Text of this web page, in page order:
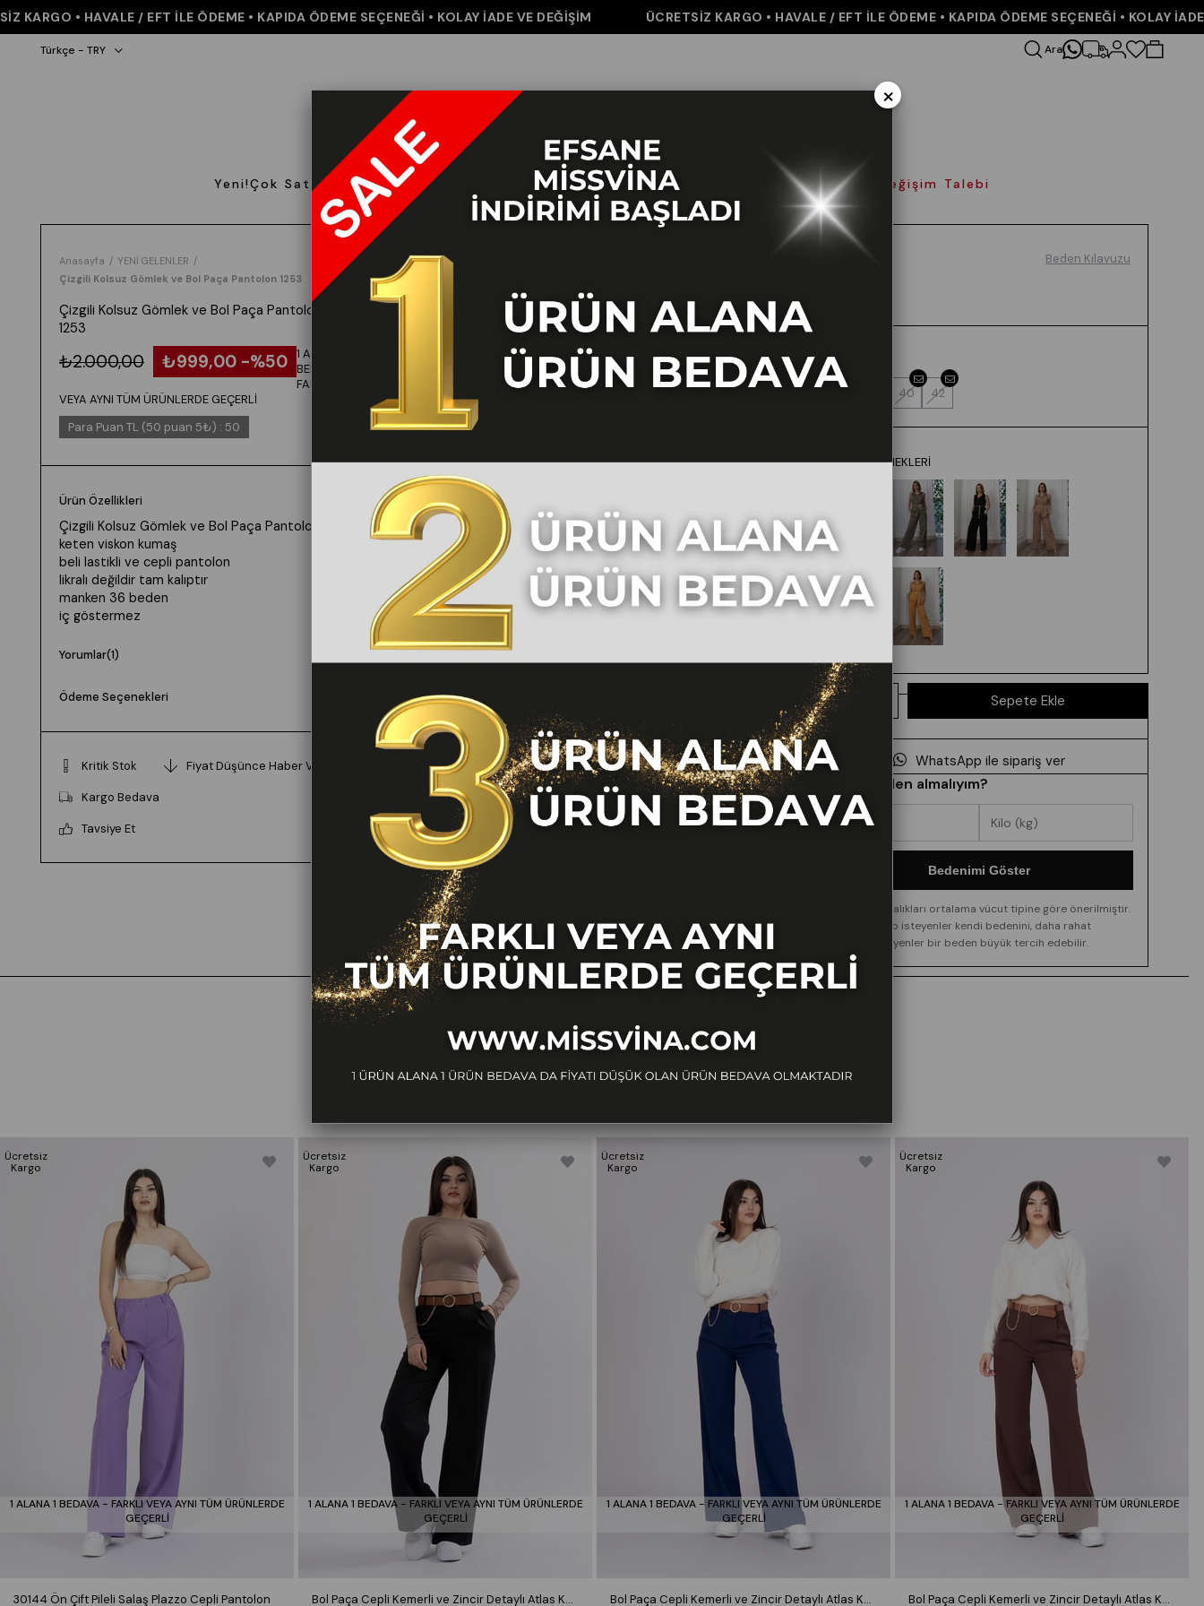
• HAVALE / EFT İLE ÖDEME • KAPIDA ÖDEME SEÇENEĞİ • KOLAY İADE VE DEĞİŞİM ÜCRETSİZ KARGO • HAVALE / EFT İLE ÖDEME • KAPIDA ÖDEME SEÇENEĞİ • KOLAY İADE
Türkçe - TRY Ara
Yeni!Çok Satanlar Giyim Pantolon Elbise&Tulum Takım Aksesuar Kolay İade Değişim Talebi
Beden
40 42
Beden Kılavuzu
RENK SEÇENEKLERI
WhatsApp ile sipariş ver
Hangi beden almalıyım?
Bedenimi Göster
Boy ve kilo aralıkları ortalama vücut tipine göre önerilmiştir.
Daha dar kalıp isteyenler kendi bedenini, daha rahat
görünüm isteyenler bir beden büyük tercih edebilir.
Anasayfa
YENİ GELENLER
Çizgili Kolsuz Gömlek ve Bol Paça Pantolon 1253
Çizgili Kolsuz Gömlek ve Bol Paça Pantolon
1253
₺2.000,00 ₺999,00 50 1 ALANA 1
BEDAVA -
FARKLI
VEYA AYNI TÜM ÜRÜNLERDE GEÇERLİ
Para Puan TL (50 puan 5₺) : 50
Ürün Özellikleri
Çizgili Kolsuz Gömlek ve Bol Paça Pantolon 1253
keten viskon kumaş
beli lastikli ve cepli pantolon
likralı değildir tam kalıptır
manken 36 beden
iç göstermez
Yorumlar(1)
Ödeme Seçenekleri
Kritik Stok Fiyat Düşünce Haber Ver
Kargo Bedava
Tavsiye Et
BENZER ÜRÜNLER
1 ALANA 1 BEDAVA - FARKLI VEYA AYNI TÜM ÜRÜNLERDE
GEÇERLİ
30144 Ön Çift Pileli Salaş Plazzo Cepli Pantolon
Ücretsiz
Kargo
1 ALANA 1 BEDAVA - FARKLI VEYA AYNI TÜM ÜRÜNLERDE
GEÇERLİ
Bol Paça Cepli Kemerli ve Zincir Detaylı Atlas Kumaş Pantolon 30024
Ücretsiz
Kargo
1 ALANA 1 BEDAVA - FARKLI VEYA AYNI TÜM ÜRÜNLERDE
GEÇERLİ
Bol Paça Cepli Kemerli ve Zincir Detaylı Atlas Kumaş Pantolon 30024
Ücretsiz
Kargo
1 ALANA 1 BEDAVA - FARKLI VEYA AYNI TÜM ÜRÜNLERDE
GEÇERLİ
Bol Paça Cepli Kemerli ve Zincir Detaylı Atlas Kumaş Pantolon 30024
Ücretsiz
Kargo
×